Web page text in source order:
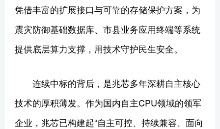
凭借丰富的扩展接口与可靠的存储保护方案，为
震灾防御基础数据库、市县业务应用终端等系统
提供底层算力支撑，用技术守护民生安全。
连续中标的背后，是兆芯多年深耕自主核心
技术的厚积薄发。作为国内自主CPU领域的领军
企业，兆芯已构建起“自主可控、持续兼容、面向